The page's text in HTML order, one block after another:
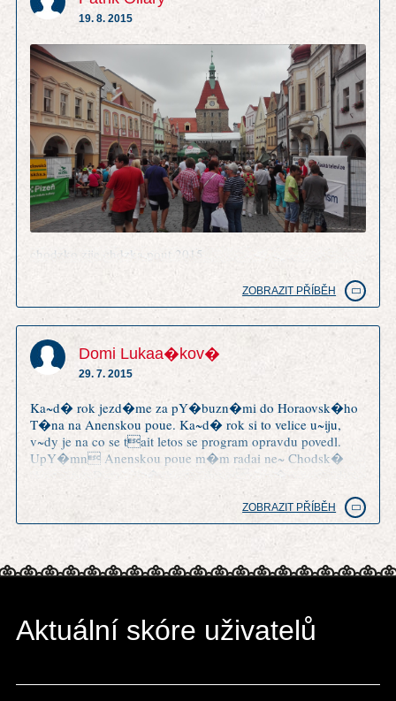
19. 8. 2015
chodzko zije chdzka pout 2015
ZOBRAZIT PŘÍBĚH
Domi Lukaa�kov�
29. 7. 2015
Ka~d� rok jezd�me za pY�buzn�mi do Horaovsk�ho
T�na na Anenskou poue. Ka~d� rok si to velice u~iju,
v~dy je na co se tait letos se program opravdu povedl.
UpY�mn Anenskou poue m�m radai ne~ Chodsk�
slavnosti v Doma~lic�ch a trochu m mrz�, ~e o tradici
Anensk� pouti tu nen� ani zm�Hka.
ZOBRAZIT PŘÍBĚH
Aktuální skóre uživatelů